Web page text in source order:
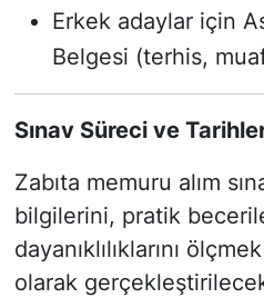
Erkek adaylar için
Belgesi (terhis,
Sınav Süreci ve
Zabıta memuru alım
bilgilerini, pratik
dayanıklılıklarını
olarak